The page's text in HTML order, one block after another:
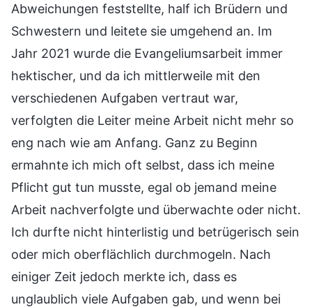
Abweichungen feststellte, half ich Brüdern und
Schwestern und leitete sie umgehend an. Im
Jahr 2021 wurde die Evangeliumsarbeit immer
hektischer, und da ich mittlerweile mit den
verschiedenen Aufgaben vertraut war,
verfolgten die Leiter meine Arbeit nicht mehr so
eng nach wie am Anfang. Ganz zu Beginn
ermahnte ich mich oft selbst, dass ich meine
Pflicht gut tun musste, egal ob jemand meine
Arbeit nachverfolgte und überwachte oder nicht.
Ich durfte nicht hinterlistig und betrügerisch sein
oder mich oberflächlich durchmogeln. Nach
einiger Zeit jedoch merkte ich, dass es
unglaublich viele Aufgaben gab, und wenn bei